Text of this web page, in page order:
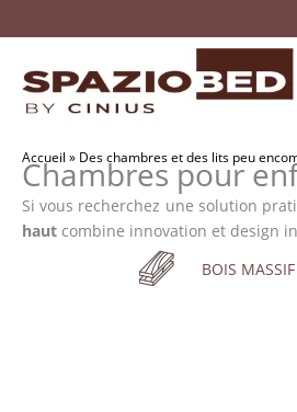
au
Accueil » Des chambres et des lits peu
Chambres pour
Si vous recherchez une solution
haut combine innovation et design
BOIS